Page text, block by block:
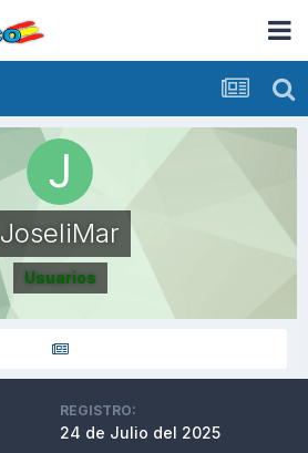
JoseliMar
Usuarios
REGISTRO:
24 de Julio del 2025